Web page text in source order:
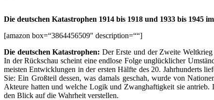
Die deutschen Katastrophen 1914 bis 1918 und 1933 bis 1945
[amazon box=“3864456509″ description=““]
Die deutschen Katastrophen: Der Erste und der Zweite Weltkrieg
In der Rückschau scheint eine endlose Folge unglücklicher
meisten Entwicklungen in der ersten Hälfte des 20. Jahrhunderts
Sie: Ein Großteil dessen, was damals geschah, wurde von
Akteure hatten und welche Logik und Zwanghaftigkeit sie antrieb.
den Blick auf die Wahrheit verstellen.